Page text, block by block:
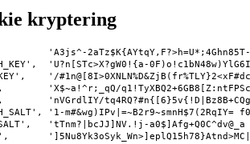
kryptering
'A3js^-2aTz$K{AYtqY,F?>h=U*;4Ghn85T-
'U?n[STc>X?gW0!{a-
'/
'X$~a!^r;_qQ/
'nVGrdlIY/
'1-m#&wg)IPv|=~B2r9~smnH$7(2RqIY=
'tTnm?|bcJJ]NV.!j-